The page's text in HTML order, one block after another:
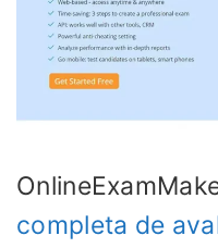
completa de